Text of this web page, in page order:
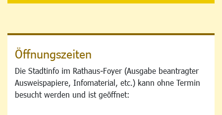
Öffnungszeiten
Die Stadtinfo im Rathaus-Foyer (Ausgabe beantragter
Ausweispapiere, Infomaterial, etc.) kann ohne Termin
besucht werden und ist geöffnet: